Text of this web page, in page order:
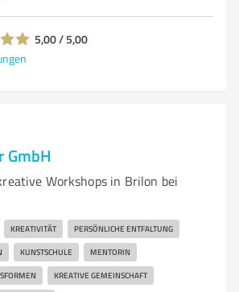
5,00 / 5,00
GmbH
Workshops in Brilon bei
KREATIVITÄT PERSÖNLICHE ENTFALTUNG
KUNSTSCHULE MENTORIN
KREATIVE GEMEINSCHAFT